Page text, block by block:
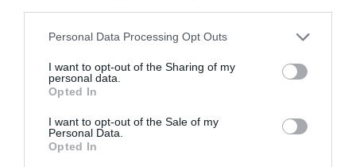
Personal Data Processing Opt Outs
I want to opt-out of the Sharing of my
personal data.
Opted In
I want to opt-out of the Sale of my
Personal Data.
Opted In
sin activar los congresos regionales pendientes, y ese
aplazamiento prolonga una sensación de interinidad
continúa arrastrando la etiqueta delíder provisional
a la espera de que la dirección nacional decida si
activa el calendario orgánico, mantiene si todo
congelado o elige sin primarias al exalcalde de